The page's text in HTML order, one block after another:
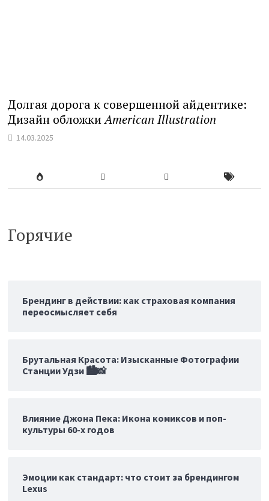
Долгая дорога к совершенной айдентике:
Дизайн обложкиAmerican Illustration
14.03.2025
Горячие
Брендинг в действии: как страховая компания
переосмысляет себя
Брутальная Красота: Изысканные Фотографии
Станции Удзи 🏙️📸
Влияние Джона Пека: Икона комиксов и поп-
культуры 60-х годов
Эмоции как стандарт: что стоит за брендингом
Lexus